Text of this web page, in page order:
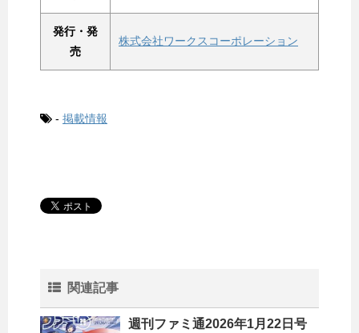
発行・発
売
株式会社ワークスコーポレーション
- 掲載情報
関連記事
週刊ファミ通2026年1月22日号